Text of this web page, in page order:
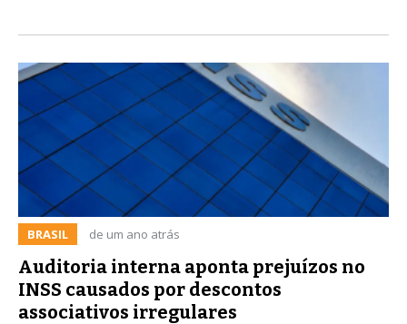
BRASIL de um ano atrás
Auditoria interna aponta prejuízos no
INSS causados por descontos
associativos irregulares